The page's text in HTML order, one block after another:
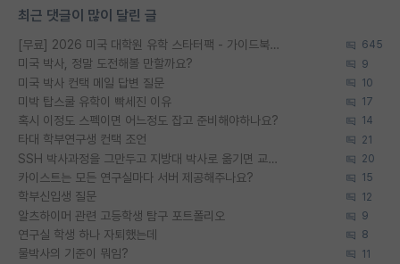
최근 댓글이 많이 달린 글
[무료] 2026 미국 대학원 유학 스타터팩 - 가이드북 & 합격자 컨택메일 템플릿 645
미국 박사, 정말 도전해볼 만할까요? 9
미국 박사 컨택 메일 답변 질문 10
미박 탑스쿨 유학이 빡세진 이유 17
혹시 이정도 스펙이면 어느정도 잡고 준비해야하나요? 14
타대 학부연구생 컨택 조언 21
SSH 박사과정을 그만두고 지방대 박사로 옮기면 교수의 꿈은 끝일까요? 20
카이스트는 모든 연구실마다 서버 제공해주나요? 15
학부신입생 질문 12
알츠하이머 관련 고등학생 탐구 포트폴리오 9
연구실 학생 하나 자퇴했는데 8
물박사의 기준이 뭐임? 11